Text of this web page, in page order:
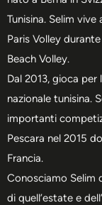
Tunisina. Selim
Paris Volley
Beach Volley.
Dal 2013, gioca per
nazionale tunisina.
importanti
Pescara nel 2015
Francia.
Conosciamo Selim
di quell’estate e